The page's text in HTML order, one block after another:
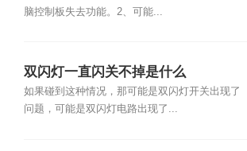
脑控制板失去功能。2、可能...
双闪灯一直闪关不掉是什么
如果碰到这种情况，那可能是双闪灯开关出现了
问题，可能是双闪灯电路出现了...